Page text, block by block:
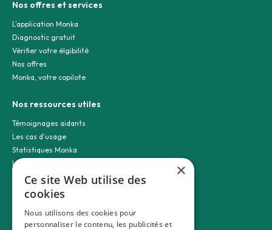
Nos offres et services
L'application Monka
Diagnostic gratuit
Vérifier votre élgibilité
Nos offres
Monka, votre copilote
Nos ressources utiles
Témoignages aidants
Les cas d'usage
Statistiques Monka
Le blog
Plan du site
Guide de l'aidant
×
Ce site Web utilise des
cookies
Nous utilisons des cookies pour
personnaliser le contenu, les publicités et